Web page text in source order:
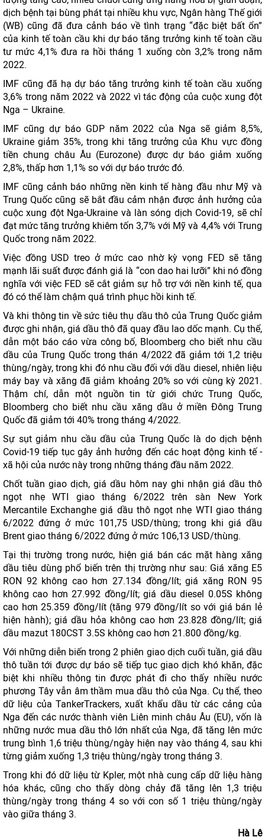
dịch bệnh tại bùng phát tại nhiều khu vực, Ngân hàng Thế giới
(WB) cũng đã đưa cảnh báo về tình trạng “đặc biệt bất ổn”
của kinh tế toàn cầu khi dự báo tăng trưởng kinh tế toàn cầu
tư mức 4,1% đưa ra hồi tháng 1 xuống còn 3,2% trong năm
2022.
IMF cũng đã hạ dự báo tăng trưởng kinh tế toàn cầu xuống
3,6% trong năm 2022 và 2022 vì tác động của cuộc xung đột
Nga – Ukraine.
IMF cũng dự báo GDP năm 2022 của Nga sẽ giảm 8,5%,
Ukraine giảm 35%, trong khi tăng trưởng của Khu vực đồng
tiền chung châu Âu (Eurozone) được dự báo giảm xuống
2,8%, thấp hơn 1,1% so với dự báo trước đó.
IMF cũng cảnh báo những nền kinh tế hàng đầu như Mỹ và
Trung Quốc cũng sẽ bắt đầu cảm nhận được ảnh hưởng của
cuộc xung đột Nga-Ukraine và làn sóng dịch Covid-19, sẽ chỉ
đạt mức tăng trưởng khiêm tốn 3,7% với Mỹ và 4,4% với Trung
Quốc trong năm 2022.
Việc đồng USD treo ở mức cao nhờ kỳ vọng FED sẽ tăng
mạnh lãi suất được đánh giá là “con dao hai lưỡi” khi nó đồng
nghĩa với việc FED sẽ cắt giảm sự hỗ trợ với nền kinh tế, qua
đó có thể làm chậm quá trình phục hồi kinh tế.
Và khi thông tin về sức tiêu thụ dầu thô của Trung Quốc giảm
được ghi nhận, giá dầu thô đã quay đầu lao dốc mạnh. Cụ thể,
dẫn một báo cáo vừa công bố, Bloomberg cho biết nhu cầu
dầu của Trung Quốc trong thán 4/2022 đã giảm tới 1,2 triệu
thùng/ngày, trong khi đó nhu cầu đối với dầu diesel, nhiên liệu
máy bay và xăng đã giảm khoảng 20% so với cùng kỳ 2021.
Thậm chí, dẫn một nguồn tin từ giới chức Trung Quốc,
Bloomberg cho biết nhu cầu xăng dầu ở miền Đông Trung
Quốc đã giảm tới 40% trong tháng 4/2022.
Sự sụt giảm nhu cầu dầu của Trung Quốc là do dịch bệnh
Covid-19 tiếp tục gây ảnh hưởng đến các hoạt động kinh tế -
xã hội của nước này trong những tháng đầu năm 2022.
Chốt tuần giao dịch, giá dầu hôm nay ghi nhận giá dầu thô
ngọt nhẹ WTI giao tháng 6/2022 trên sàn New York
Mercantile Exchanghe giá dầu thô ngọt nhẹ WTI giao tháng
6/2022 đứng ở mức 101,75 USD/thùng; trong khi giá dầu
Brent giao tháng 6/2022 đứng ở mức 106,13 USD/thùng.
Tại thị trường trong nước, hiện giá bán các mặt hàng xăng
dầu tiêu dùng phổ biến trên thị trường như sau: Giá xăng E5
RON 92 không cao hơn 27.134 đồng/lít; giá xăng RON 95
không cao hơn 27.992 đồng/lít; giá dầu diesel 0.05S không
cao hơn 25.359 đồng/lít (tăng 979 đồng/lít so với giá bán lẻ
hiện hành); giá dầu hỏa không cao hơn 23.828 đồng/lít; giá
dầu mazut 180CST 3.5S không cao hơn 21.800 đồng/kg.
Với những diễn biến trong 2 phiên giao dịch cuối tuần, giá dầu
thô tuần tới được dự báo sẽ tiếp tục giao dịch khó khăn, đặc
biệt khi nhiều thông tin được phát đi cho thấy nhiều nước
phương Tây vẫn âm thầm mua dầu thô của Nga. Cụ thể, theo
dữ liệu của TankerTrackers, xuất khẩu dầu từ các cảng của
Nga đến các nước thành viên Liên minh châu Âu (EU), vốn là
những nước mua dầu thô lớn nhất của Nga, đã tăng lên mức
trung bình 1,6 triệu thùng/ngày hiện nay vào tháng 4, sau khi
từng giảm xuống 1,3 triệu thùng/ngày trong tháng 3.
Trong khi đó dữ liệu từ Kpler, một nhà cung cấp dữ liệu hàng
hóa khác, cũng cho thấy dòng chảy đã tăng lên 1,3 triệu
thùng/ngày trong tháng 4 so với con số 1 triệu thùng/ngày
vào giữa tháng 3.
Hà Lê